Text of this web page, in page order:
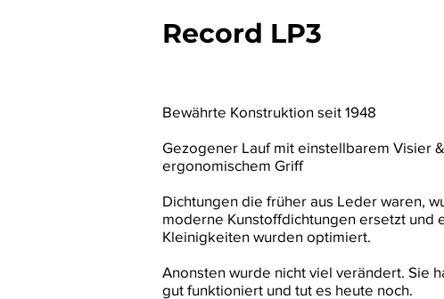
Record LP3
Bewährte Konstruktion seit 1948
Gezogener Lauf mit einstellbarem Visier &
ergonomischem Griff
Dichtungen die früher aus Leder waren,
moderne Kunstoffdichtungen ersetzt und
Kleinigkeiten wurden optimiert.
Anonsten wurde nicht viel verändert. Sie
gut funktioniert und tut es heute noch.